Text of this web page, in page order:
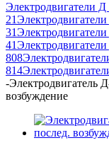
Электродвигатели Д
21
31
41
808
814
-Электродвигатель
возбуждение